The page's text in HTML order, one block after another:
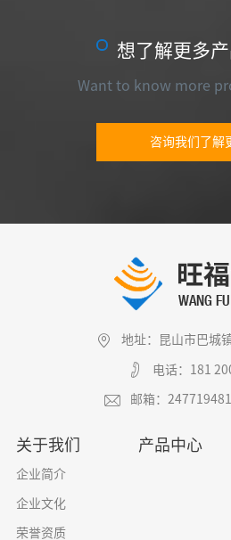
想了解更多产
Want to know more
咨询我们了解
地址：昆山市巴城
电话：181
邮箱：
关于我们
企业简介
企业文化
荣誉资质
产品中心